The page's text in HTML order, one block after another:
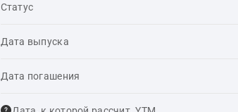
Статус
Дата выпуска
Дата погашения